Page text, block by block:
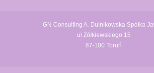
GN Consulting A. Dulnikowska Spółka
ul Żółkiewskiego 15
87-100 Toruń